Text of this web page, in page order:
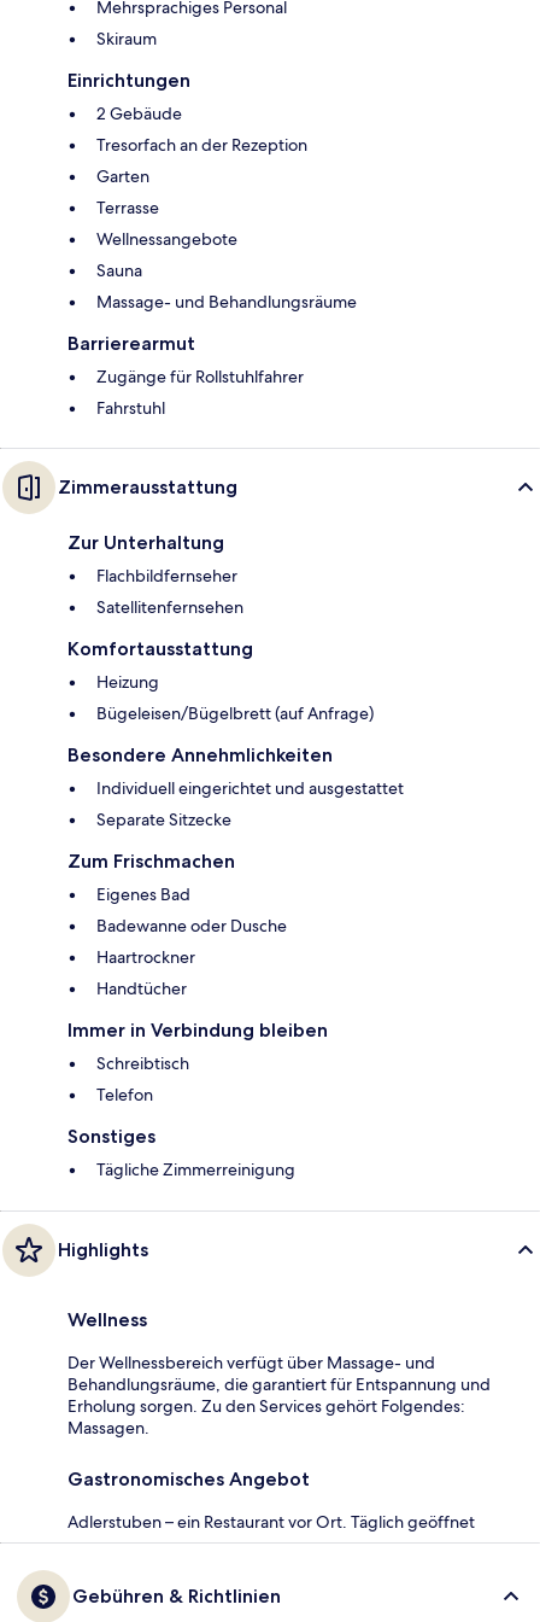
Mehrsprachiges Personal
Skiraum
Einrichtungen
2 Gebäude
Tresorfach an der Rezeption
Garten
Terrasse
Wellnessangebote
Sauna
Massage- und Behandlungsräume
Barrierearmut
Zugänge für Rollstuhlfahrer
Fahrstuhl
Zimmerausstattung
Zur Unterhaltung
Flachbildfernseher
Satellitenfernsehen
Komfortausstattung
Heizung
Bügeleisen/Bügelbrett (auf Anfrage)
Besondere Annehmlichkeiten
Individuell eingerichtet und ausgestattet
Separate Sitzecke
Zum Frischmachen
Eigenes Bad
Badewanne oder Dusche
Haartrockner
Handtücher
Immer in Verbindung bleiben
Schreibtisch
Telefon
Sonstiges
Tägliche Zimmerreinigung
Highlights
Wellness
Der Wellnessbereich verfügt über Massage- und
Behandlungsräume, die garantiert für Entspannung und
Erholung sorgen. Zu den Services gehört Folgendes:
Massagen.
Gastronomisches Angebot
Adlerstuben – ein Restaurant vor Ort. Täglich geöffnet
Gebühren & Richtlinien